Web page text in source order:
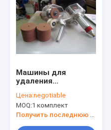
Машины для
удаления
Цена:negotiable
MOQ:1 комплект